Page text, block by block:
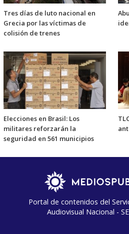
Tres días de luto nacional en
Grecia por las víctimas de
colisión de trenes
Elecciones en Brasil: Los
militares reforzarán la
seguridad en 561 municipios
Portal de contenidos del
Audiovisual Nacional -